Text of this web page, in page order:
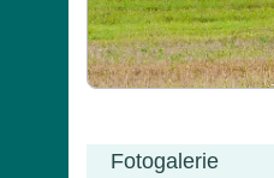
Fotogalerie